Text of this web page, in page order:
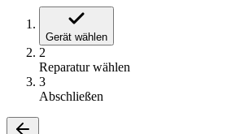
Gerät wählen
2
Reparatur wählen
3
Abschließen